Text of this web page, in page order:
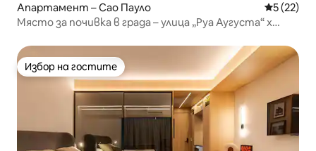
Апартамент – Сао Пауло Средна
5 (22)
Място за почивка в града – улица „Руа Аугуста“ x
Избор на гостите
Избор на гостите